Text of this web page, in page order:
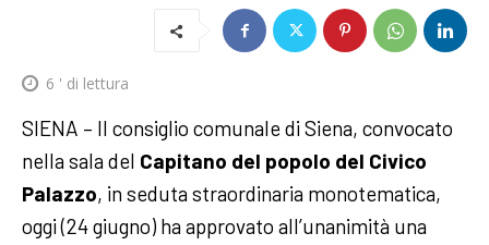
6 ' di lettura
SIENA – Il consiglio comunale di Siena, convocato
nella sala del Capitano del popolo del Civico
Palazzo, in seduta straordinaria monotematica,
oggi (24 giugno) ha approvato all’unanimità una